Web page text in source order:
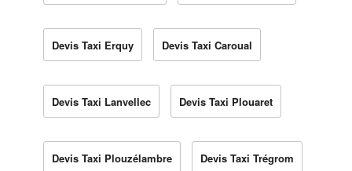
Devis Taxi Erquy Devis Taxi Caroual
Devis Taxi Lanvellec Devis Taxi Plouaret
Devis Taxi Plouzélambre Devis Taxi Trégrom